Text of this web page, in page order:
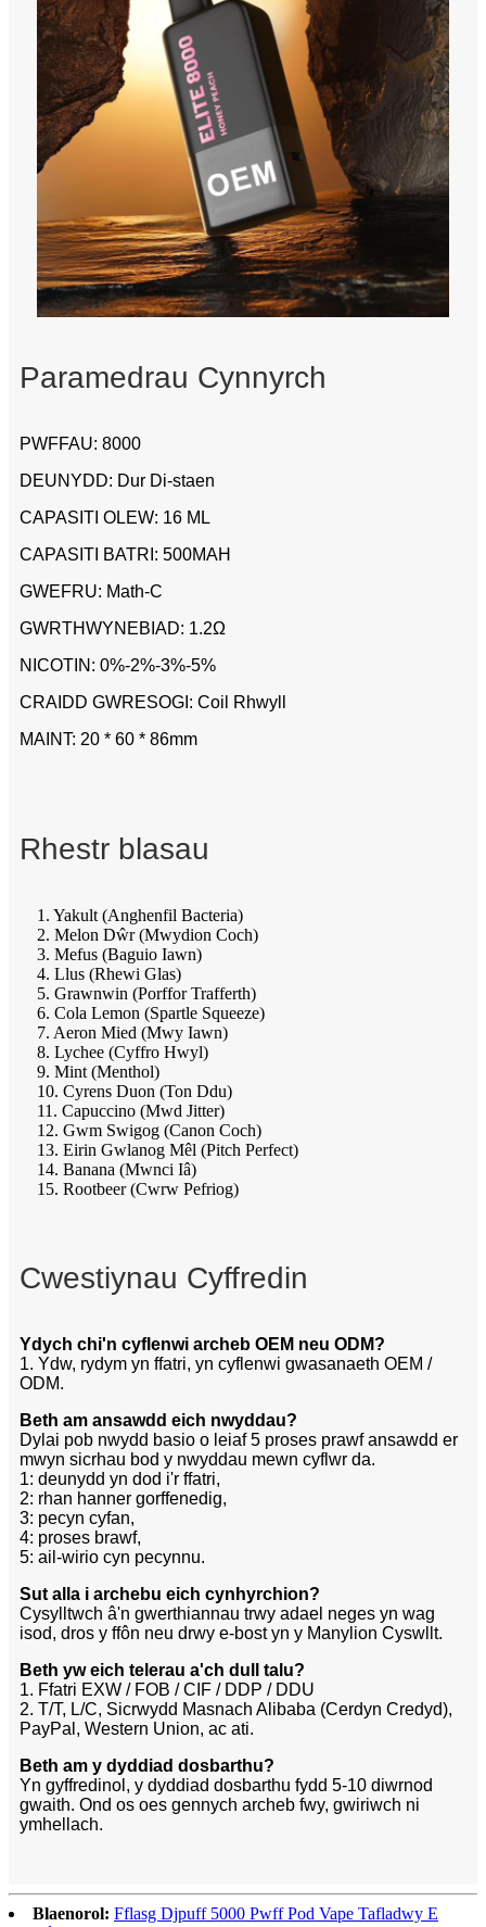
Paramedrau Cynnyrch
PWFFAU: 8000
DEUNYDD: Dur Di-staen
CAPASITI OLEW: 16 ML
CAPASITI BATRI: 500MAH
GWEFRU: Math-C
GWRTHWYNEBIAD: 1.2Ω
NICOTIN: 0%-2%-3%-5%
CRAIDD GWRESOGI: Coil Rhwyll
MAINT: 20 * 60 * 86mm
Rhestr blasau
1. Yakult (Anghenfil Bacteria)
2. Melon Dŵr (Mwydion Coch)
3. Mefus (Baguio Iawn)
4. Llus (Rhewi Glas)
5. Grawnwin (Porffor Trafferth)
6. Cola Lemon (Spartle Squeeze)
7. Aeron Mied (Mwy Iawn)
8. Lychee (Cyffro Hwyl)
9. Mint (Menthol)
10. Cyrens Duon (Ton Ddu)
11. Capuccino (Mwd Jitter)
12. Gwm Swigog (Canon Coch)
13. Eirin Gwlanog Mêl (Pitch Perfect)
14. Banana (Mwnci Iâ)
15. Rootbeer (Cwrw Pefriog)
Cwestiynau Cyffredin
Ydych chi'n cyflenwi archeb OEM neu ODM?
1. Ydw, rydym yn ffatri, yn cyflenwi gwasanaeth OEM /
ODM.
Beth am ansawdd eich nwyddau?
Dylai pob nwydd basio o leiaf 5 proses prawf ansawdd er
mwyn sicrhau bod y nwyddau mewn cyflwr da.
1: deunydd yn dod i'r ffatri,
2: rhan hanner gorffenedig,
3: pecyn cyfan,
4: proses brawf,
5: ail-wirio cyn pecynnu.
Sut alla i archebu eich cynhyrchion?
Cysylltwch â'n gwerthiannau trwy adael neges yn wag
isod, dros y ffôn neu drwy e-bost yn y Manylion Cyswllt.
Beth yw eich telerau a'ch dull talu?
1. Ffatri EXW / FOB / CIF / DDP / DDU
2. T/T, L/C, Sicrwydd Masnach Alibaba (Cerdyn Credyd),
PayPal, Western Union, ac ati.
Beth am y dyddiad dosbarthu?
Yn gyffredinol, y dyddiad dosbarthu fydd 5-10 diwrnod
gwaith. Ond os oes gennych archeb fwy, gwiriwch ni
ymhellach.
Blaenorol: Fflasg Djpuff 5000 Pwff Pod Vape Tafladwy E